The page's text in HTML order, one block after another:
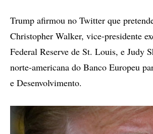
Trump afirmou no Twitter que
Christopher Walker, vice-presidente
Federal Reserve de St. Louis, e Judy
norte-americana do Banco Europeu
e Desenvolvimento.